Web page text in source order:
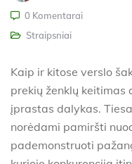
0 Komentarai
Straipsniai
Kaip ir kitose verslo
prekių ženklų
įprastas dalykas.
norėdami pamiršti
pademonstruoti